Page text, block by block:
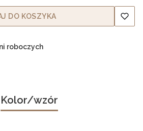
DO KOSZYKA
roboczych
Kolor/wzór